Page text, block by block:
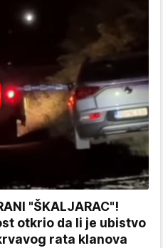
"ŠKALJARAC"!
otkrio da li je ubistvo
rata klanova